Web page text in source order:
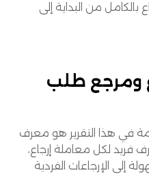
بالكامل من البداية إلى
ومرجع طلب
في هذا التقرير هو معرف
فريد لكل معاملة إرجاع،
إلى الإرجاعات الفردية